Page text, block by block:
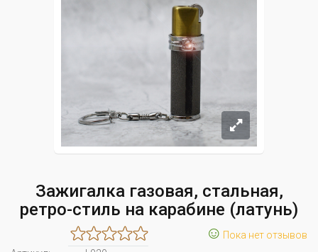
Зажигалка газовая, стальная,
ретро-стиль на карабине (латунь)
☺ Пока нет отзывов